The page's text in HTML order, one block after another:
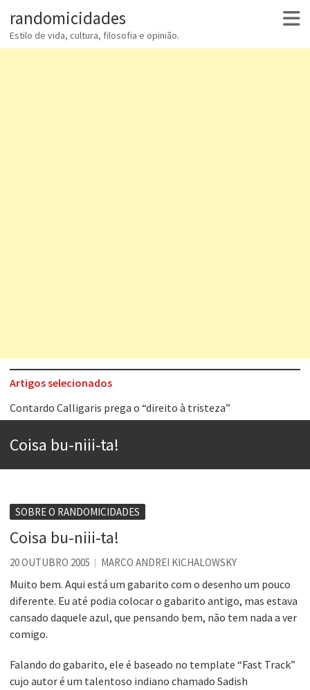
randomicidades
Estilo de vida, cultura, filosofia e opinião.
Artigos selecionados
Contardo Calligaris prega o “direito à tristeza”
Se queres salvar o mundo, o veganismo não é a resposta
Tem que filmar isso daí
A construção da urbanidade
Aprender a fracassar é o segredo do sucesso
Coisa bu-niii-ta!
SOBRE O RANDOMICIDADES
Coisa bu-niii-ta!
20 OUTUBRO 2005 MARCO ANDREI KICHALOWSKY
Muito bem. Aqui está um gabarito com o desenho um pouco
diferente. Eu até podia colocar o gabarito antigo, mas estava
cansado daquele azul, que pensando bem, não tem nada a ver
comigo.
Falando do gabarito, ele é baseado no template “Fast Track”
cujo autor é um talentoso indiano chamado Sadish